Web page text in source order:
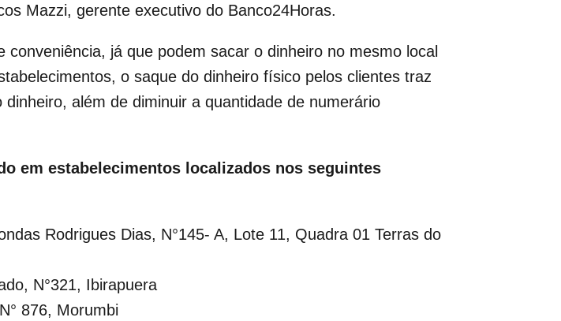
Mazzi, gerente executivo do Banco24Horas.
já que podem sacar o dinheiro no mesmo local
o saque do dinheiro físico pelos clientes traz
além de diminuir a quantidade de numerário
em estabelecimentos localizados nos seguintes
Rodrigues Dias, N°145- A, Lote 11, Quadra 01 Terras do
N°321, Ibirapuera
876, Morumbi